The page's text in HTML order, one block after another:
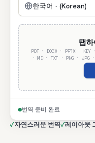
한국어 - (Korean)
탭
PDF · DOCX · PPTX ·
· MD · TXT · PNG · JPG
번역 준비 완료
✓자연스러운 번역✓레이아웃